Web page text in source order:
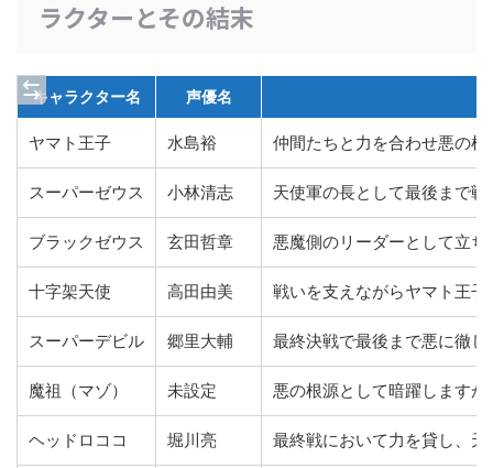
ラクターとその結末
キャラクター名 声優名
ヤマト王子 水島裕 仲間たちと力を合わせ悪の
スーパーゼウス 小林清志 天使軍の長として最後まで
ブラックゼウス 玄田哲章 悪魔側のリーダーとして立
十字架天使 高田由美 戦いを支えながらヤマト王
スーパーデビル 郷里大輔 最終決戦で最後まで悪に徹
魔祖（マゾ） 未設定 悪の根源として暗躍します
ヘッドロココ 堀川亮 最終戦において力を貸し、